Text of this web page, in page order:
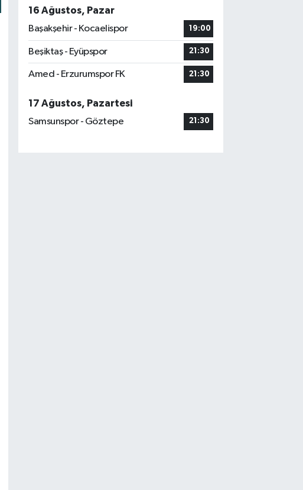
16 Ağustos, Pazar
Başakşehir - Kocaelispor
19:00
Beşiktaş - Eyüpspor 21:30
Amed - Erzurumspor FK 21:30
17 Ağustos, Pazartesi
Samsunspor - Göztepe
21:30